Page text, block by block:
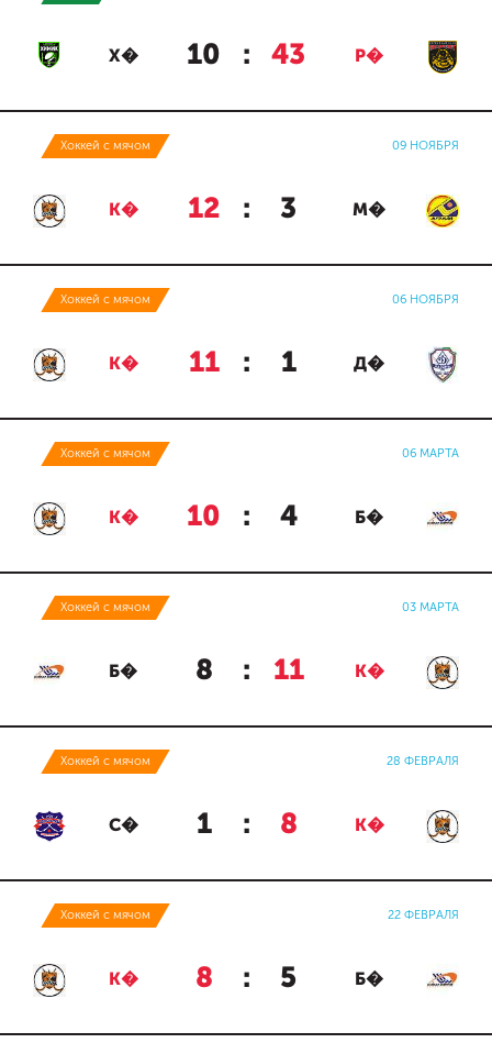
Х� 10 : 43 Р�
Хоккей с мячом 09 НОЯБРЯ
К� 12 : 3 М�
Хоккей с мячом 06 НОЯБРЯ
К� 11 : 1 Д�
Хоккей с мячом 06 МАРТА
К� 10 : 4 Б�
Хоккей с мячом 03 МАРТА
Б� 8 : 11 К�
Хоккей с мячом 28 ФЕВРАЛЯ
С� 1 : 8 К�
Хоккей с мячом 22 ФЕВРАЛЯ
К� 8 : 5 Б�